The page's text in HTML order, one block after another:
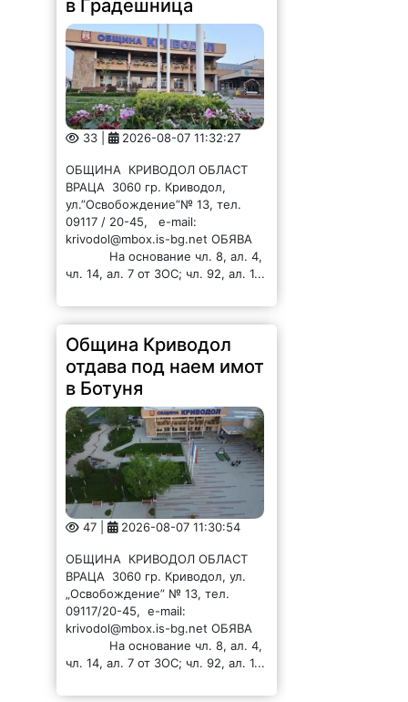
33 | 2026-08-07 11:32:27
ОБЩИНА КРИВОДОЛ ОБЛАСТ
ВРАЦА 3060 гр. Криводол,
09117 / 20-45, e-mail:
krivodol@mbox.is-bg.net ОБЯВА
На основание чл. 8, ал. 4,
чл. 14, ал. 7 от ЗОС; чл. 92, ал. 1...
отдава под наем имот
в Ботуня
47 | 2026-08-07 11:30:54
ОБЩИНА КРИВОДОЛ ОБЛАСТ
ВРАЦА 3060 гр. Криводол, ул.
09117/20-45, e-mail:
krivodol@mbox.is-bg.net ОБЯВА
На основание чл. 8, ал. 4,
чл. 14, ал. 7 от ЗОС; чл. 92, ал. 1...